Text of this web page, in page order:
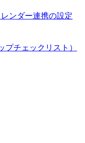
ンダー連携の設定
チェックリスト）